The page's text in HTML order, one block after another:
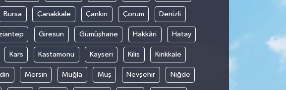
Bursa Çanakkale Çankırı Çorum Denizli
Giresun Gümüşhane Hakkâri Hatay
Kars Kastamonu Kayseri Kilis Kırıkkale
Mersin Muğla Muş Nevşehir Niğde